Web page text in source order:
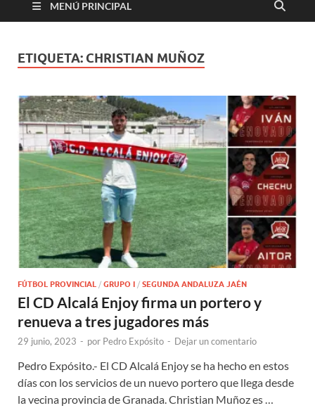
MENÚ PRINCIPAL
ETIQUETA: CHRISTIAN MUÑOZ
FÚTBOL PROVINCIAL / GRUPO I / SEGUNDA ANDALUZA JAÉN
El CD Alcalá Enjoy firma un portero y
renueva a tres jugadores más
29 junio, 2023 - por Pedro Expósito - Dejar un comentario
Pedro Expósito.- El CD Alcalá Enjoy se ha hecho en estos
días con los servicios de un nuevo portero que llega desde
la vecina provincia de Granada. Christian Muñoz es …